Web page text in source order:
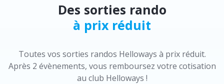
Des sorties rando
à prix réduit
Toutes vos sorties randos Helloways à prix réduit.
Après 2 évènements, vous remboursez votre cotisation
au club Helloways !